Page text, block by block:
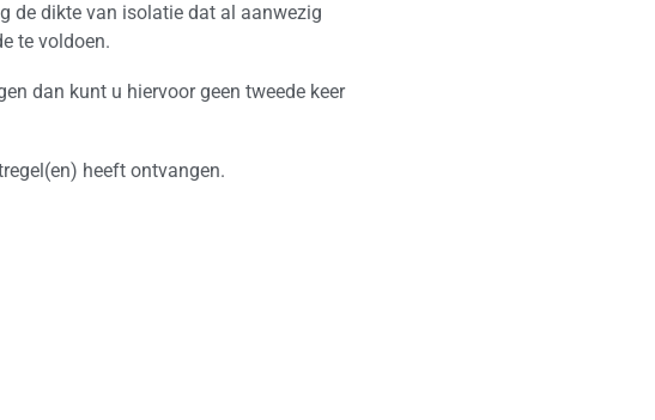
de dikte van isolatie dat al aanwezig
te voldoen.
dan kunt u hiervoor geen tweede keer
heeft ontvangen.